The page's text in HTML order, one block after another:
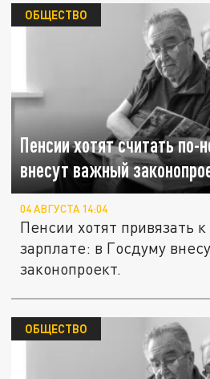
Пенсии хотят считать
внесут важный
ОБЩЕСТВО
04 АВГУСТА 14:04
Пенсии хотят привязать
зарплате: в Госдуму
законопроект.
ОБЩЕСТВО